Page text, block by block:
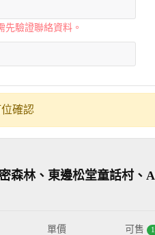
驗證聯絡資料。
確認
森林、東邊松堂童話村、
單價 可售